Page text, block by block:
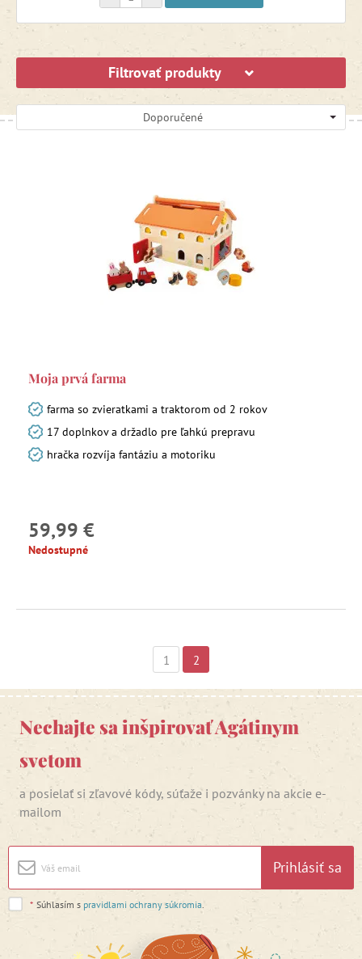
Zápisníky, denníčky a listové súpravy
Výbava a hračky k vode
Hračky na záhradu
Podložky na hranie
Preliezky, hojdačky a pohybové zostavy do detskej izby
Filtrovať produkty
Doporučené
Moja prvá farma
farma so zvieratkami a traktorom od 2 rokov
17 doplnkov a držadlo pre ľahkú prepravu
hračka rozvíja fantáziu a motoriku
59,99 €
Nedostupné
1 2
Nechajte sa inšpirovať Agátinym
svetom
a posielať si zľavové kódy, súťaže i pozvánky na akcie e-
mailom
Prihlásiť sa
* Súhlasím s pravidlami ochrany súkromia.